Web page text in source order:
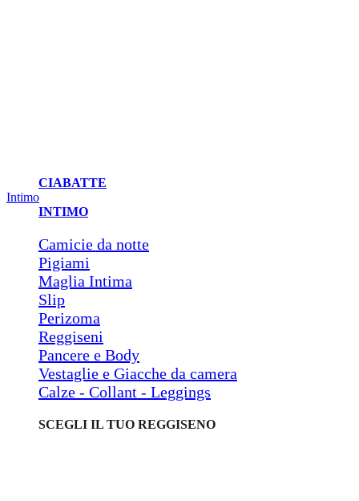
CIABATTE
Intimo
INTIMO
Camicie da notte
Pigiami
Maglia Intima
Slip
Perizoma
Reggiseni
Pancere e Body
Vestaglie e Giacche da camera
Calze - Collant - Leggings
SCEGLI IL TUO REGGISENO